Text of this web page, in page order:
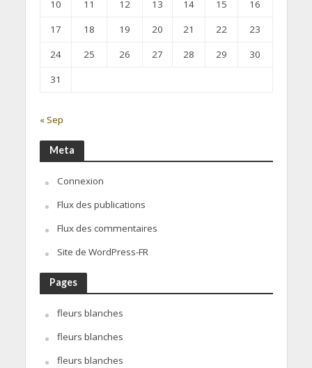
10
11 12 13 14 15
16
17
18 19 20 21 22
23
24
25 26 27 28 29
30
31
« Sep
Meta
Connexion
Flux des publications
Flux des commentaires
Site de WordPress-FR
Pages
fleurs blanches
fleurs blanches
fleurs blanches